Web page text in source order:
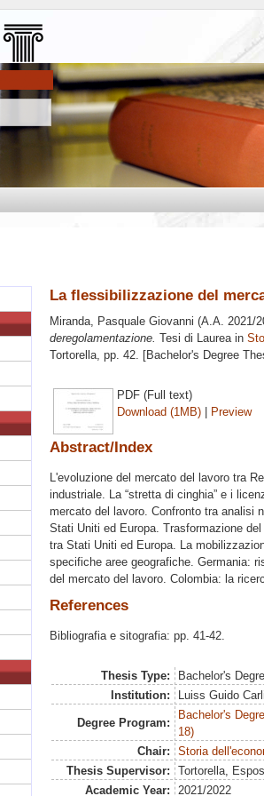
La flessibilizzazione del
Miranda, Pasquale Giovanni (A.A. 2021/
deregolamentazione. Tesi di Laurea in
Tortorella, pp. 42. [Bachelor's Degree
PDF (Full text)
Download (1MB) | Preview
Abstract/Index
L'evoluzione del mercato del lavoro tra
industriale. La “stretta di cinghia” e i
mercato del lavoro. Confronto tra analisi
Stati Uniti ed Europa. Trasformazione
tra Stati Uniti ed Europa. La
specifiche aree geografiche. Germania:
del mercato del lavoro. Colombia: la
References
Bibliografia e sitografia: pp. 41-42.
Thesis Type:
Bachelor's
Institution:
Luiss Guido Carli
Degree Program:
Bachelor's
18)
Chair:
Storia
Thesis Supervisor:
Tortorella,
Academic Year:
2021/2022